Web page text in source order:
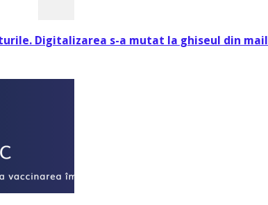
Digitalizarea s-a mutat la ghiseul din mail